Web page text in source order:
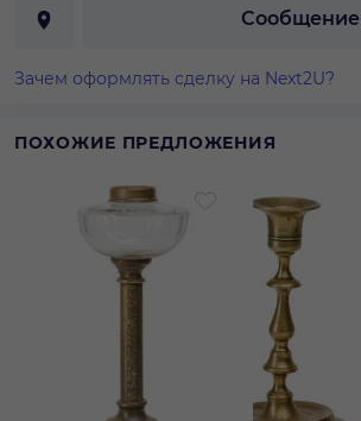
Сообщение
Зачем оформлять сделку на Next2U?
ПОХОЖИЕ ПРЕДЛОЖЕНИЯ